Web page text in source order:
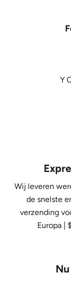
Wij leveren
de snelste
verzending
Europa |